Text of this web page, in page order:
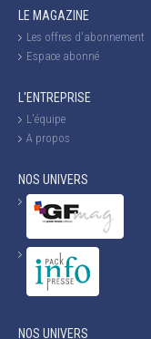
LE MAGAZINE
Les offres d'abonnement
Espace abonné
L'ENTREPRISE
L'équipe
A propos
NOS UNIVERS
NOS UNIVERS